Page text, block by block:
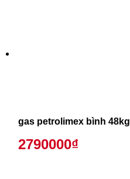
gas petrolimex bình 48kg
2790000₫